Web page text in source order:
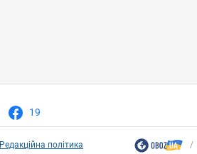
19
Редакційна політика